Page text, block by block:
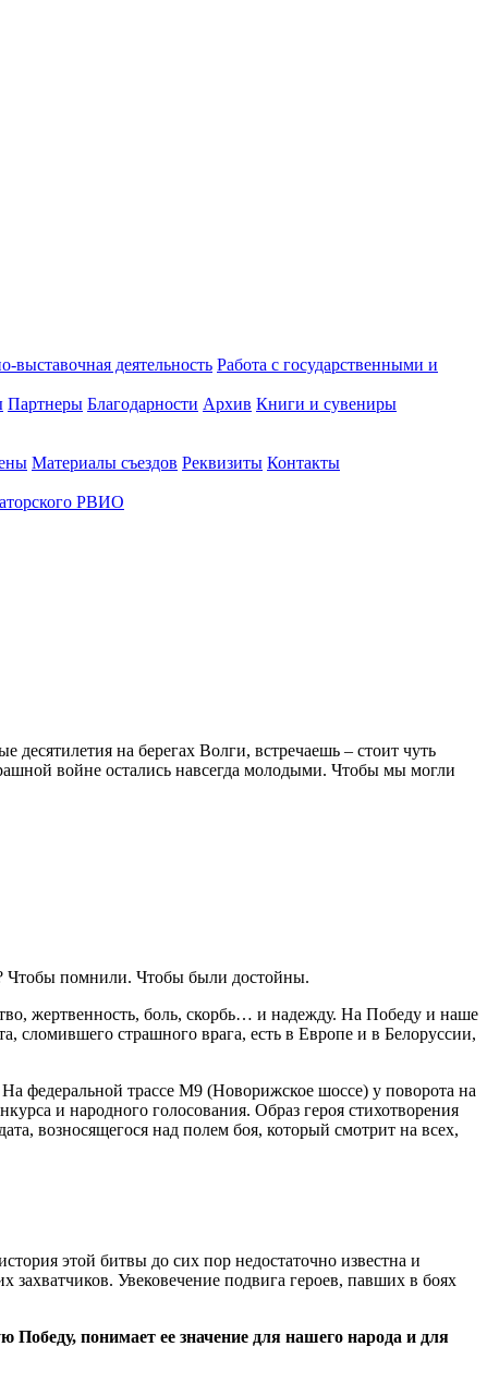
выставочная деятельность Работа с государственными и
Партнеры Благодарности Архив Книги и сувениры
Материалы съездов Реквизиты Контакты
РВИО
на берегах Волги, встречаешь – стоит чуть
войне остались навсегда молодыми. Чтобы мы могли
Чтобы помнили. Чтобы были достойны.
жертвенность, боль, скорбь… и надежду. На Победу и наше
сломившего страшного врага, есть в Европе и в Белоруссии,
федеральной трассе М9 (Новорижское шоссе) у поворота на
и народного голосования. Образ героя стихотворения
возносящегося над полем боя, который смотрит на всех,
этой битвы до сих пор недостаточно известна и
Увековечение подвига героев, павших в боях
понимает ее значение для нашего народа и для